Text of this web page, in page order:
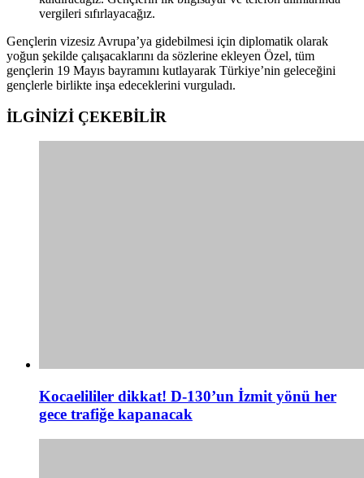
vergileri sıfırlayacağız.
Gençlerin vizesiz Avrupa’ya gidebilmesi için diplomatik olarak
yoğun şekilde çalışacaklarını da sözlerine ekleyen Özel, tüm
gençlerin 19 Mayıs bayramını kutlayarak Türkiye’nin geleceğini
gençlerle birlikte inşa edeceklerini vurguladı.
İLGİNİZİ ÇEKEBİLİR
Kocaelililer dikkat! D-130’un İzmit yönü her
gece trafiğe kapanacak